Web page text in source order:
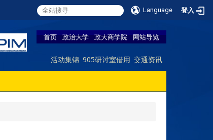
Language 登入
首页 政治大学 政大商学院 网站导览
活动集锦 905研讨室借用 交通资讯